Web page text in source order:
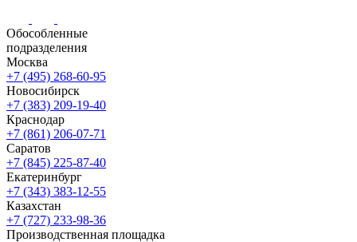
Обособленные
подразделения
Москва
+7 (495) 268-60-95
Новосибирск
+7 (383) 209-19-40
Краснодар
+7 (861) 206-07-71
Саратов
+7 (845) 225-87-40
Екатеринбург
+7 (343) 383-12-55
Казахстан
+7 (727) 233-98-36
Производственная площадка